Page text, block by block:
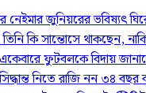
নেইমার জুনিয়রের ভবিষ্যৎ
তিনি কি সান্তোসে থাকছেন,
একেবারে ফুটবলকে বিদায়
নিতে রাজি নন ৩৪